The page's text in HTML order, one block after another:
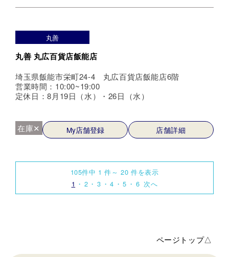
丸善
丸善 丸広百貨店飯能店
埼玉県飯能市栄町24-4 丸広百貨店飯能店6階
営業時間：10:00~19:00
定休日：8月19日（水）・26日（水）
在庫✕ My店舗登録 店舗詳細
105件中 1 件～ 20 件を表示
1
2 3 4 5 6 次へ
ページトップ△